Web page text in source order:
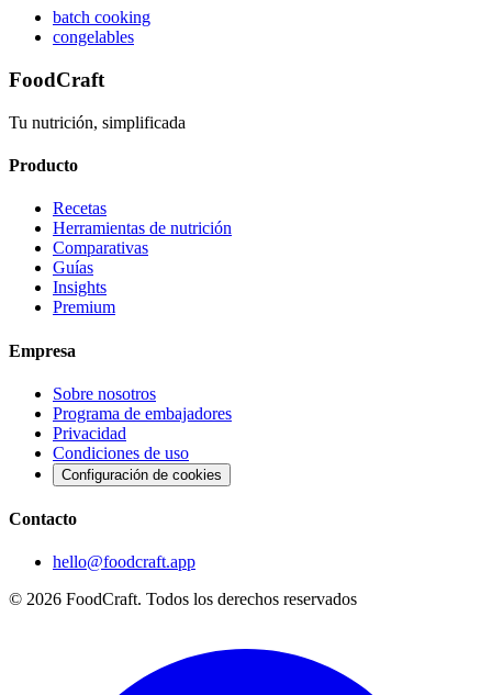
batch cooking
congelables
FoodCraft
Tu nutrición, simplificada
Producto
Recetas
Herramientas de nutrición
Comparativas
Guías
Insights
Premium
Empresa
Sobre nosotros
Programa de embajadores
Privacidad
Condiciones de uso
Configuración de cookies
Contacto
hello@foodcraft.app
© 2026 FoodCraft. Todos los derechos reservados